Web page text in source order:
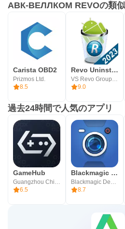
АВК-ВЕЛЛКОМ REVOの類似
Carista OBD2
Prizmos Ltd.
8.5
Revo Uninstaller Mobile
VS Revo Group Ltd.
9.0
過去24時間で人気のアプリ
GameHub
Guangzhou Chicken Run Network Technology Co.,Ltd.
6.5
Blackmagic Camera
Blackmagic Design Inc.
8.7